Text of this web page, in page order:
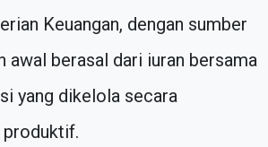
Keuangan, dengan sumber
awal berasal dari iuran bersama
yang dikelola secara